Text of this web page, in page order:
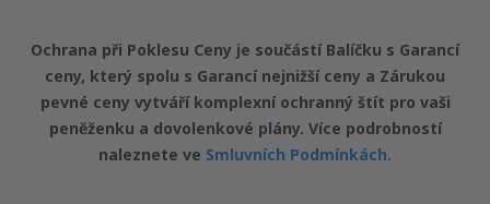
Ochrana při Poklesu Ceny je součástí Balíčku s Garancí
ceny, který spolu s Garancí nejnižší ceny a Zárukou
pevné ceny vytváří komplexní ochranný štít pro vaši
peněženku a dovolenkové plány. Více podrobností
naleznete ve Smluvních Podmínkách.